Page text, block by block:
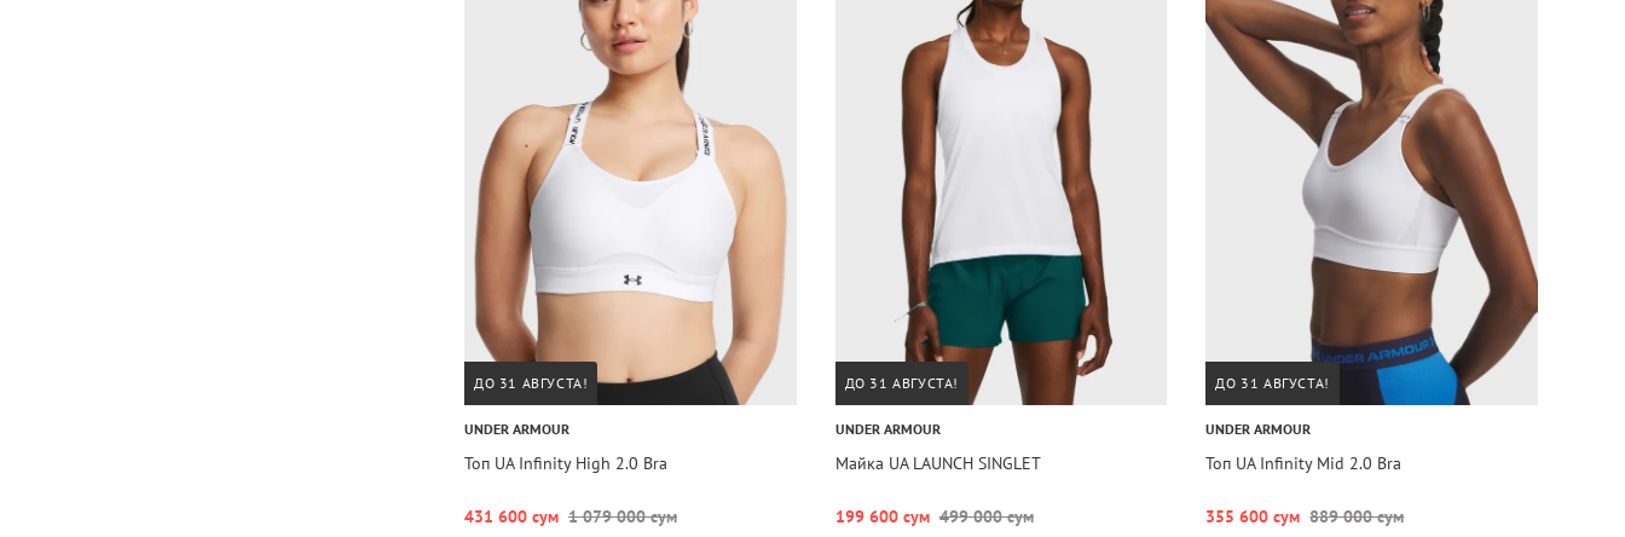
ДО 31 АВГУСТА!
UNDER ARMOUR
Топ UA Infinity High 2.0 Bra
431 600 сум 1 079 000 сум
ДО 31 АВГУСТА!
UNDER ARMOUR
Майка UA LAUNCH SINGLET
199 600 сум 499 000 сум
ДО 31 АВГУСТА!
UNDER ARMOUR
Топ UA Infinity Mid 2.0 Bra
355 600 сум 889 000 сум